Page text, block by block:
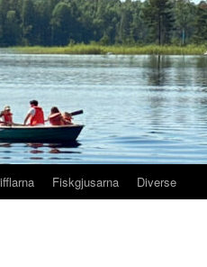
Fiskgjusarna Diverse